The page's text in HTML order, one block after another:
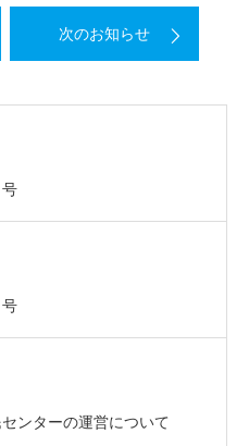
次のお知らせ
ンターの運営について